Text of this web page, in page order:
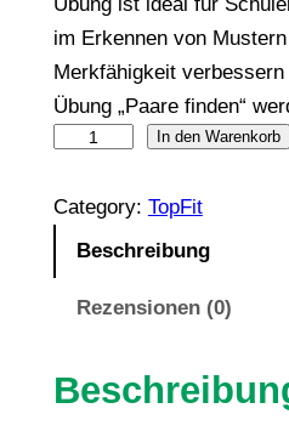
im Erkennen von
Merkfähigkeit
Übung „Paare finden“
T
p
t
K
In den Warenkorb
Category: TopFit
Beschreibung
Rezensionen (0)